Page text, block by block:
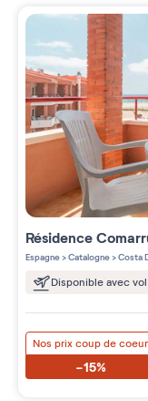
Résidence
Espagne>Catalogne>Costa
Disponible avec vol
Nos prix coup de coeur
-15%